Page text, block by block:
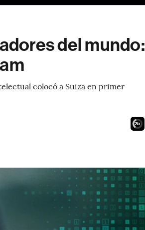
del mundo:
colocó a Suiza en primer
24